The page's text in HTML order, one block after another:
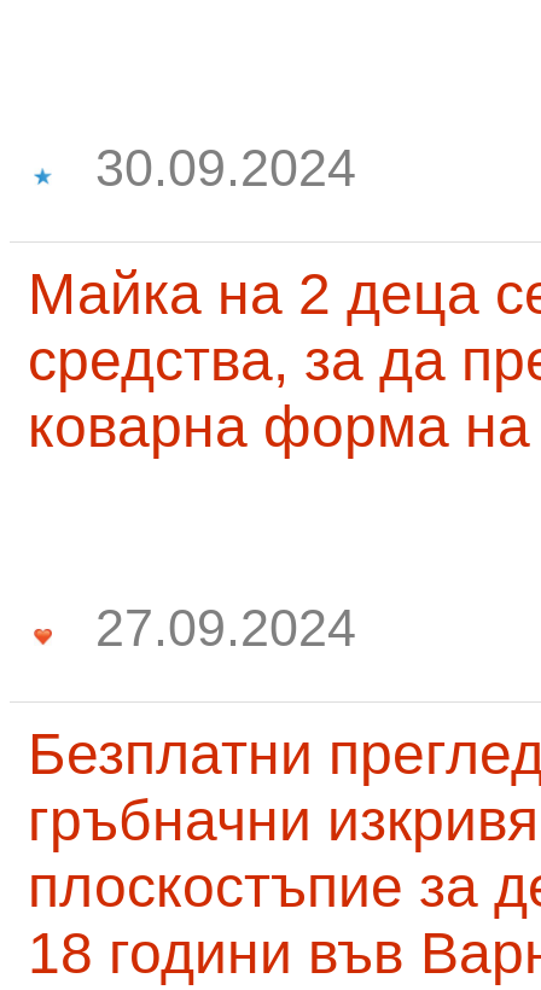
30.09.2024
Майка на 2 деца
средства, за да
коварна форма на
27.09.2024
Безплатни
гръбначни
плоскостъпие за
18 години във